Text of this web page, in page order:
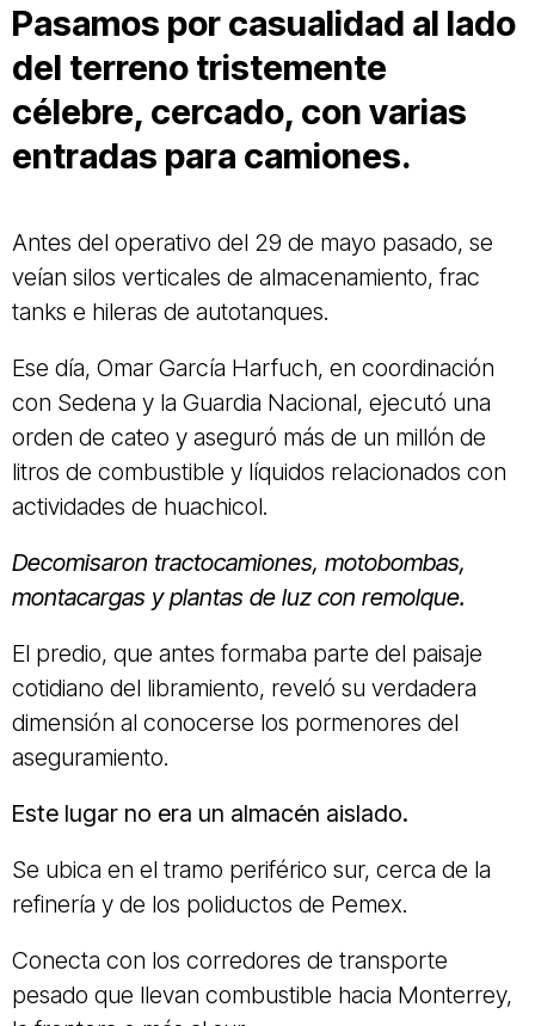
Pasamos por casualidad al lado
del terreno tristemente
célebre, cercado, con varias
entradas para camiones.
Antes del operativo del 29 de mayo pasado, se
veían silos verticales de almacenamiento, frac
tanks e hileras de autotanques.
Ese día, Omar García Harfuch, en coordinación
con Sedena y la Guardia Nacional, ejecutó una
orden de cateo y aseguró más de un millón de
litros de combustible y líquidos relacionados con
actividades de huachicol.
Decomisaron tractocamiones, motobombas,
montacargas y plantas de luz con remolque.
El predio, que antes formaba parte del paisaje
cotidiano del libramiento, reveló su verdadera
dimensión al conocerse los pormenores del
aseguramiento.
Este lugar no era un almacén aislado.
Se ubica en el tramo periférico sur, cerca de la
refinería y de los poliductos de Pemex.
Conecta con los corredores de transporte
pesado que llevan combustible hacia Monterrey,